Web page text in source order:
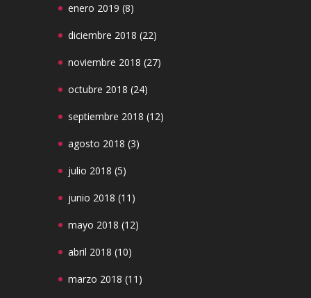
enero 2019 (8)
diciembre 2018 (22)
noviembre 2018 (27)
octubre 2018 (24)
septiembre 2018 (12)
agosto 2018 (3)
julio 2018 (5)
junio 2018 (11)
mayo 2018 (12)
abril 2018 (10)
marzo 2018 (11)